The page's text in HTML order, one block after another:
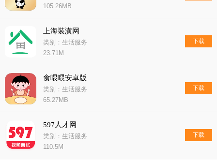
105.26MB
上海装潢网
类别：生活服务
23.71M
下载
食喂喂安卓版
类别：生活服务
65.27MB
下载
597人才网
类别：生活服务
110.5M
下载